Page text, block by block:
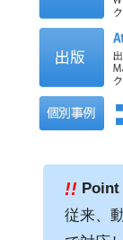
!! Point
従来、